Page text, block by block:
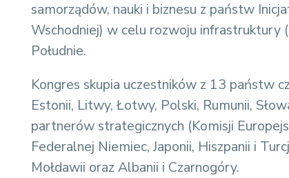
samorządów, nauki i biznesu z państw
Wschodniej) w celu rozwoju infrastruktury
Południe.
Kongres skupia uczestników z 13 państw
Estonii, Litwy, Łotwy, Polski, Rumunii,
partnerów strategicznych (Komisji
Federalnej Niemiec, Japonii, Hiszpanii i
Mołdawii oraz Albanii i Czarnogóry.